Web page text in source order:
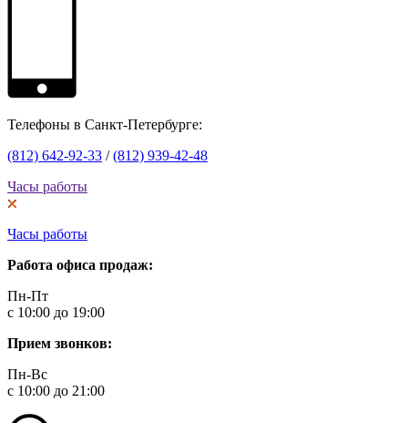
Телефоны в Санкт-Петербурге:
(812) 642-92-33 /(812) 939-42-48
Часы работы
Часы работы
Работа офиса продаж:
Пн-Пт
с 10:00 до 19:00
Прием звонков:
Пн-Вс
с 10:00 до 21:00